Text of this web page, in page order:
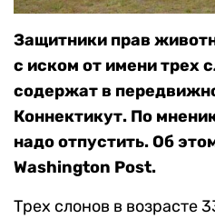
Защитники прав
с иском от имени трех
содержат в
Коннектикут. По
надо отпустить. Об
Washington Post.
Трех слонов в возрасте